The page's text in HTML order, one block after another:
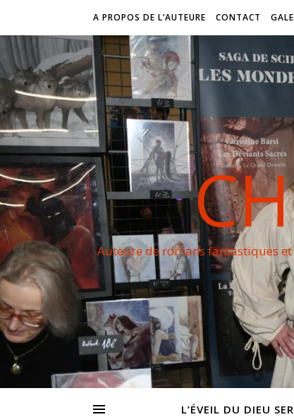
A PROPOS DE L’AUTEURE CONTACT
Auteure de romans fantastiques
L’ÉVEIL DU DIEU